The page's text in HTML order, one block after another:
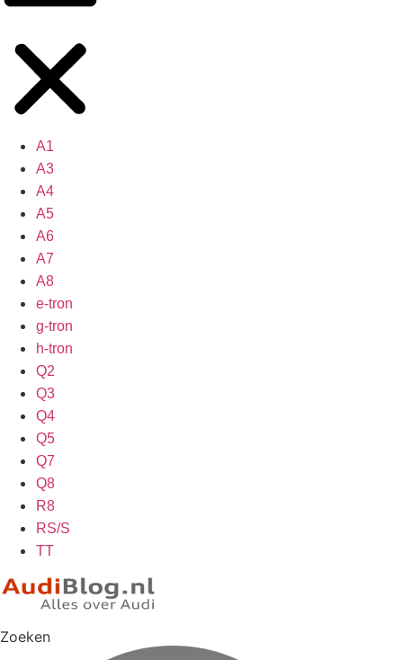
A1
A3
A4
A5
A6
A7
A8
e-tron
g-tron
h-tron
Q2
Q3
Q4
Q5
Q7
Q8
R8
RS/S
TT
Zoeken